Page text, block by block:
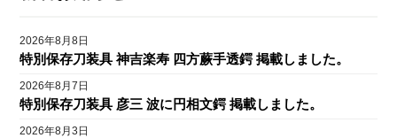
2026年8月8日
特別保存刀装具 神吉楽寿 四方蕨手透鍔 掲載しました。
2026年8月7日
特別保存刀装具 彦三 波に円相文鍔 掲載しました。
2026年8月3日